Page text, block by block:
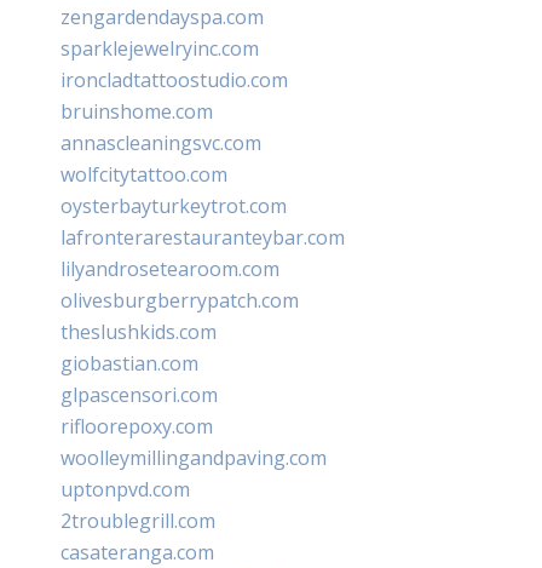
zengardendayspa.com
sparklejewelryinc.com
ironcladtattoostudio.com
bruinshome.com
annascleaningsvc.com
wolfcitytattoo.com
oysterbayturkeytrot.com
lafronterarestauranteybar.com
lilyandrosetearoom.com
olivesburgberrypatch.com
theslushkids.com
giobastian.com
glpascensori.com
rifloorepoxy.com
woolleymillingandpaving.com
uptonpvd.com
2troublegrill.com
casateranga.com